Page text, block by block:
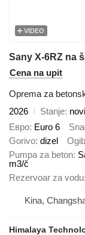
VIDEO
Sany X-6RZ na
Cena na upit
Oprema za
2026
Stanje novi
Евро Euro 6
Gorivo dizel
Pumpa za beton
m3/č
Rezervoar za vodu
Kina,
Himalaya